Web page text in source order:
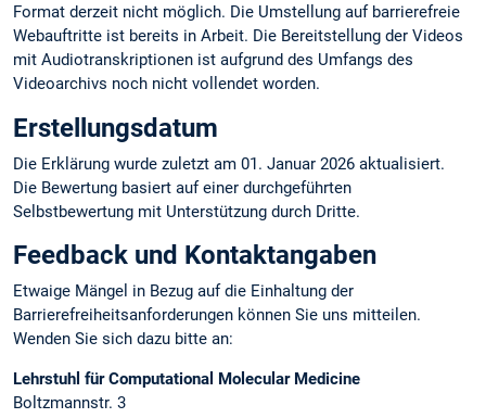
Format derzeit nicht möglich. Die Umstellung auf barrierefreie
Webauftritte ist bereits in Arbeit. Die Bereitstellung der Videos
mit Audiotranskriptionen ist aufgrund des Umfangs des
Videoarchivs noch nicht vollendet worden.
Erstellungsdatum
Die Erklärung wurde zuletzt am 01. Januar 2026 aktualisiert.
Die Bewertung basiert auf einer durchgeführten
Selbstbewertung mit Unterstützung durch Dritte.
Feedback und Kontaktangaben
Etwaige Mängel in Bezug auf die Einhaltung der
Barrierefreiheitsanforderungen können Sie uns mitteilen.
Wenden Sie sich dazu bitte an:
Lehrstuhl für Computational Molecular Medicine
Boltzmannstr. 3